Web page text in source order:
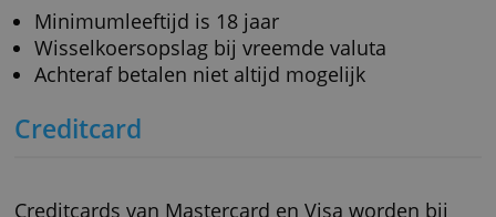
Net als een creditcard geeft Paypal
aflevergarantie. Heb je een met Paypal
product niet ontvangen en geeft de verkoper
thuis? Dan kunt je via Paypal je geld